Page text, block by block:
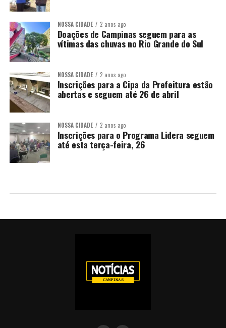
NOSSA CIDADE 2 anos ago
Doações de Campinas seguem para as
vítimas das chuvas no Rio Grande do Sul
NOSSA CIDADE 2 anos ago
Inscrições para a Cipa da Prefeitura estão
abertas e seguem até 26 de abril
NOSSA CIDADE 2 anos ago
Inscrições para o Programa Lidera seguem
até esta terça-feira, 26